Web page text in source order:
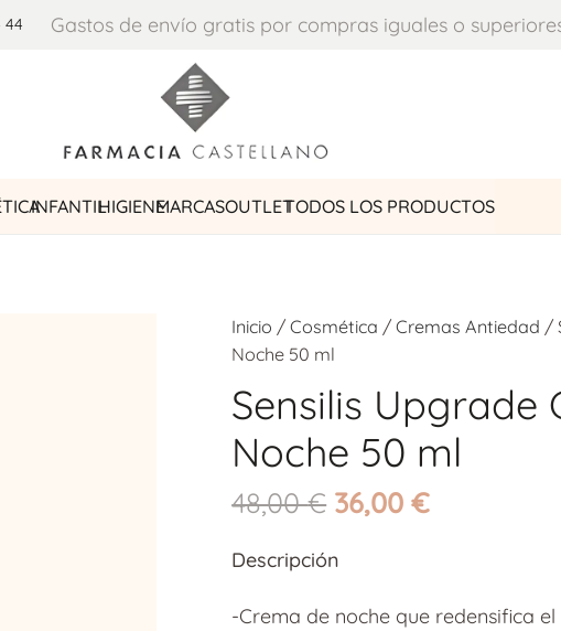
44 Gastos de envío gratis por compras iguales o
INFANTILHIGIENEMARCASOUTLETTODOS LOS PRODUCTOS
Inicio /Cosmética /Cremas Antiedad /
Noche 50 ml
Sensilis Upgrade
Noche 50 ml
48,00€ El
original
48,00 €.
36,00€El
36,00 €.
Descripción
-Crema de noche que redensifica